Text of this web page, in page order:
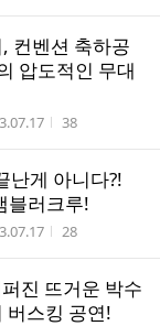
컨벤션 축하공
압도적인 무대
성시간 조회수
38
난게 아니다?!
블러크루!
성시간 조회수
28
진 뜨거운 박수
버스킹 공연!